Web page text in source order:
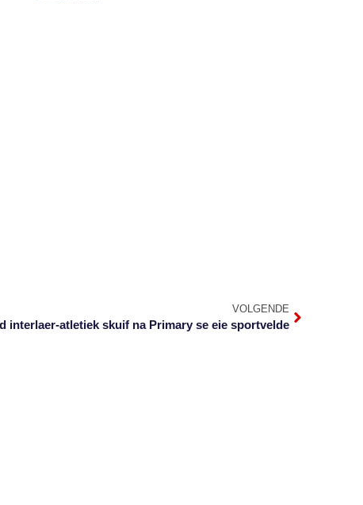
VOLGENDE
interlaer-atletiek skuif na Primary se eie sportvelde